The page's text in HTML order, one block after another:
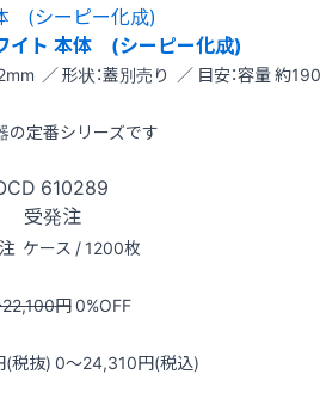
イト 本体 (シーピー化成)
／ 形状：蓋別売り ／ 目安：容量 約
の定番シリーズです
610289
受発注
ケース / 1200枚
円0%OFF
(税抜)0〜24,310円(税込)